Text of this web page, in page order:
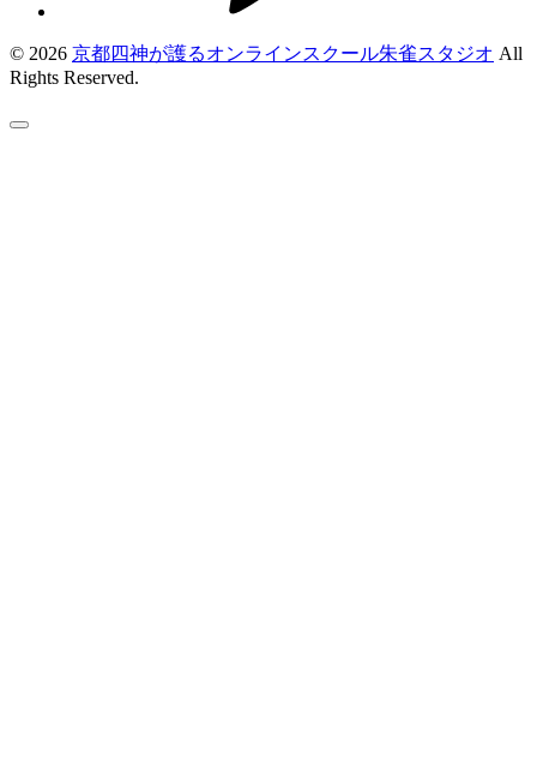
© 2026 京都四神が護るオンラインスクール朱雀スタジオ All
Rights Reserved.